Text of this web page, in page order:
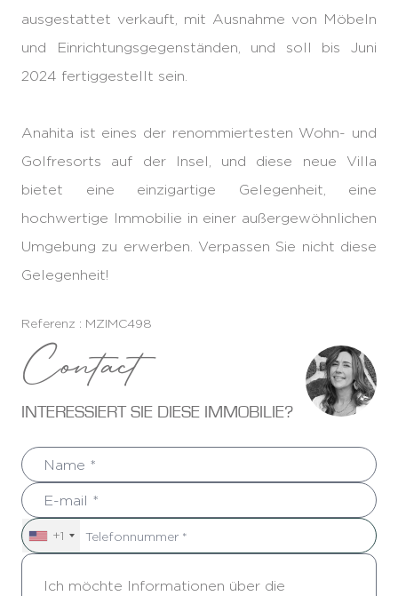
ausgestattet verkauft, mit Ausnahme von Möbeln
und Einrichtungsgegenständen, und soll bis Juni
2024 fertiggestellt sein.
Anahita ist eines der renommiertesten Wohn- und
Golfresorts auf der Insel, und diese neue Villa
bietet eine einzigartige Gelegenheit, eine
hochwertige Immobilie in einer außergewöhnlichen
Umgebung zu erwerben. Verpassen Sie nicht diese
Gelegenheit!
Referenz : MZIMC498
Contact
INTERESSIERT SIE DIESE IMMOBILIE?
+1